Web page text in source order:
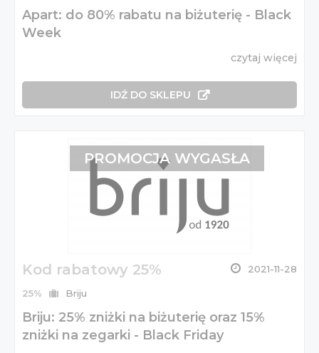
Apart: do 80% rabatu na biżuterię - Black
Week
czytaj więcej
IDŹ DO SKLEPU
Kod rabatowy 25% 2021-11-28
25% Briju
Briju: 25% zniżki na biżuterię oraz 15%
zniżki na zegarki - Black Friday
PROMOCJA WYGASŁA